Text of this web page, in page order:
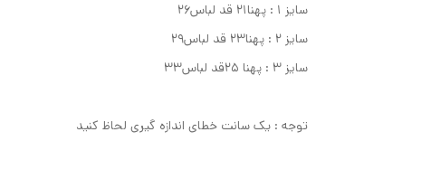
سایز ۱ : پهنا۲۱ قد لباس۲۶
سایز ۲ : پهنا۲۳ قد لباس۲۹
سایز ۳ : پهنا ۲۵قد لباس۳۳
توجه : یک سانت خطای اندازه گیری لحاظ کنید